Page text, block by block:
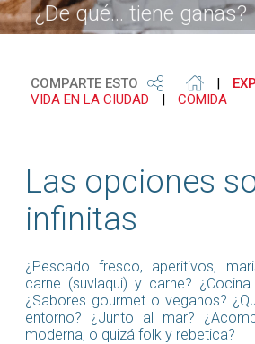
¿De qué... tiene ganas?
COMPARTE ESTO |
VIDA EN LA CIUDAD
| COMIDA
Las opciones
infinitas
¿Pescado fresco, aperitivos,
carne (suvlaqui) y carne?
¿Sabores gourmet o veganos?
entorno? ¿Junto al mar?
moderna, o quizá folk y rebetica?